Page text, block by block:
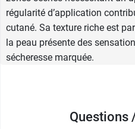
propose lacrème
régularité d’application
cutané. Sa texture riche est
la peau présente des
sécheresse marquée.
Questions